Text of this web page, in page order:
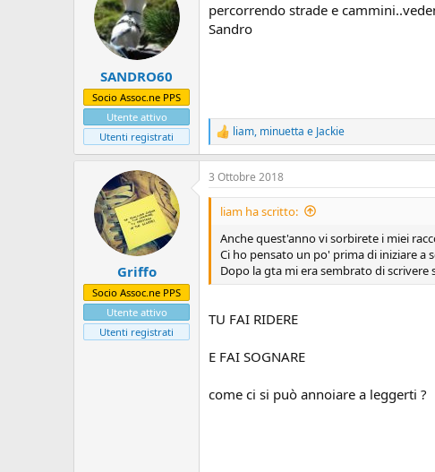
o
n
SANDRO60
Socio Assoc.ne PPS
Utente attivo
Utenti registrati
percorrendo strade e
Sandro
R
e
a
z
i
liam, minuetta e Jackie
Griffo
Socio Assoc.ne PPS
Utente attivo
Utenti registrati
3 Ottobre 2018
liam ha scritto:
Anche quest'anno vi sorbirete i miei
Ci ho pensato un po' prima di iniziare a
Dopo la gta mi era sembrato di scrivere
TU FAI RIDERE
E FAI SOGNARE
come ci si può annoiare a leggerti ?